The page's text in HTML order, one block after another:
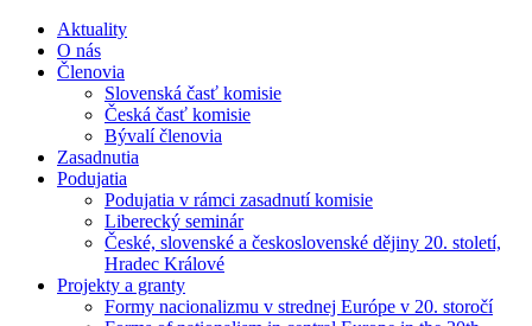
Aktuality
O nás
Členovia
Slovenská časť komisie
Česká časť komisie
Bývalí členovia
Zasadnutia
Podujatia
Podujatia v rámci zasadnutí komisie
Liberecký seminár
České, slovenské a československé dějiny 20. století,
Hradec Králové
Projekty a granty
Formy nacionalizmu v strednej Európe v 20. storočí